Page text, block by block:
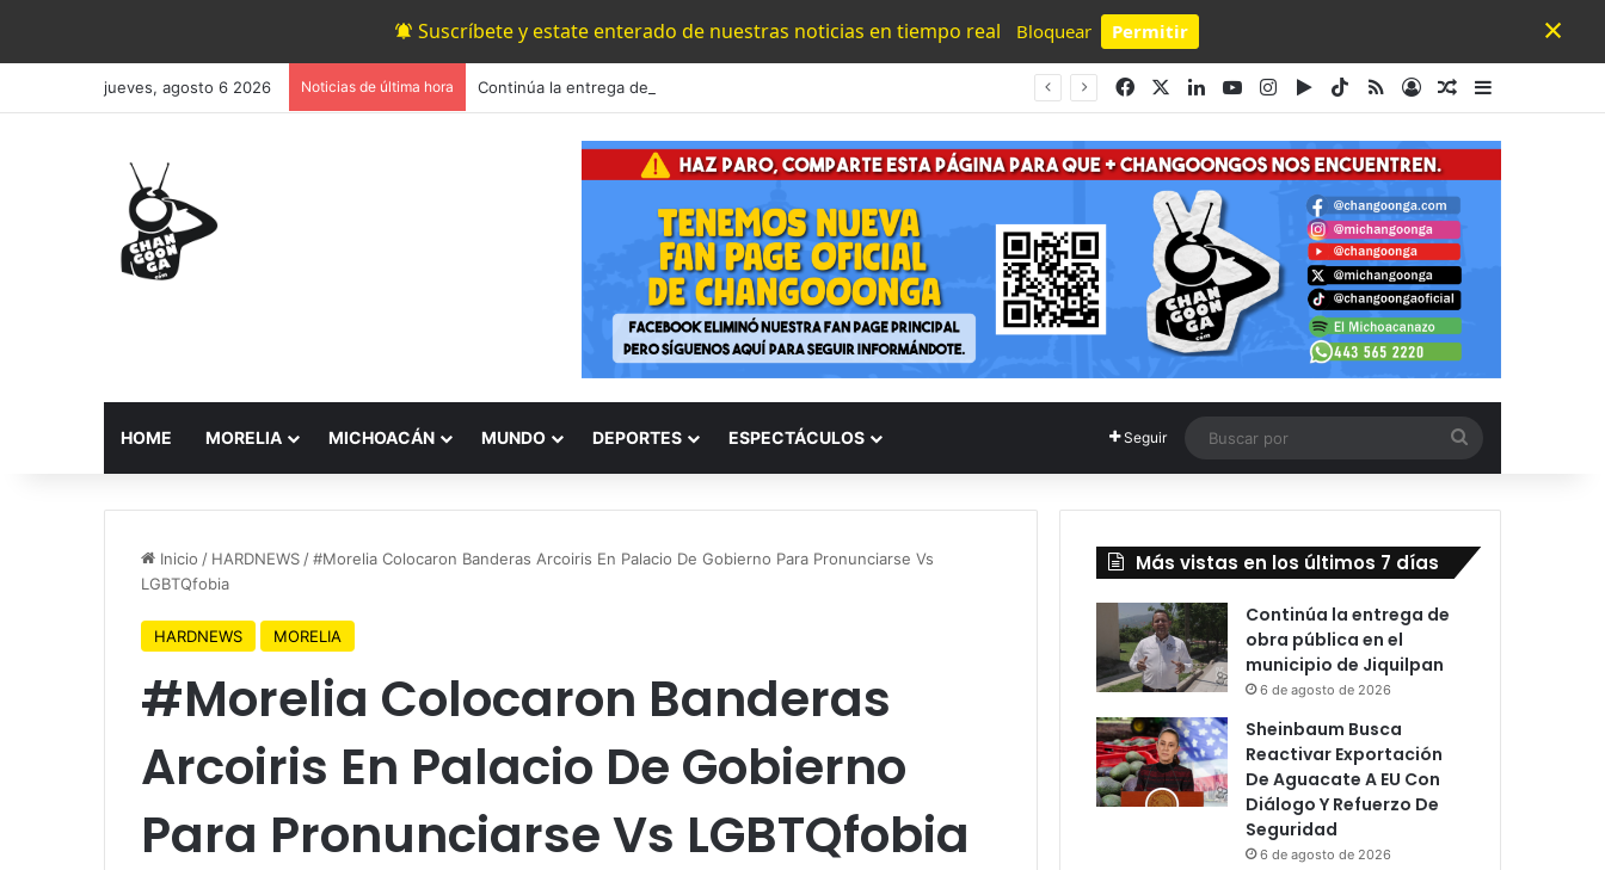
Suscríbete y estate enterado de nuestras noticias en tiempo real Bloquear Permitir
Powered by SendPulse
×
jueves, agosto 6 2026 Noticias de última hora Continúa la entrega de obra pública en el municipio de Jiquilpan FacebookLinkedInYouTubeInstagram
Google Play
TikTok
RSSAccesoPublicación al
Barra lateral
HOME MORELIA MICHOACÁN MUNDO DEPORTES ESPECTÁCULOS Seguir
por
Inicio / HARDNEWS /#Morelia Colocaron Banderas Arcoiris En Palacio De Gobierno Para Pronunciarse Vs
LGBTQfobia
HARDNEWS MORELIA
#Morelia Colocaron Banderas
Arcoiris En Palacio De Gobierno
Para Pronunciarse Vs LGBTQfobia
Más vistas en los últimos 7 días
Continúa la entrega de
obra pública en el
municipio de Jiquilpan
6 de agosto de 2026
Sheinbaum Busca
Reactivar Exportación
De Aguacate A EU Con
Diálogo Y Refuerzo De
Seguridad
6 de agosto de 2026